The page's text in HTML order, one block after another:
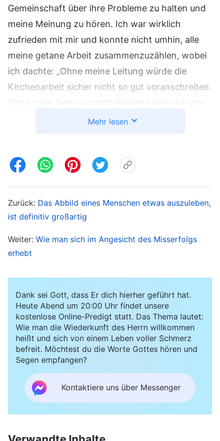
Gemeinschaft über ihre Probleme zu halten und
meine Meinung zu hören. Ich war wirklich
zufrieden mit mir und konnte nicht umhin, alle
meine getane Arbeit zusammenzuzählen, wobei
ich dachte: „Ohne meine Leitung würde die
Kirchenarbeit sicher nicht so gut voranschreiten.
Ohne mein Gemeinschaft-Halten hätte sich der
Zustand der anderen nicht so stark gebessert.
Schwester Li musste später in ihre Heimatstadt
übernehmen. Zuerst fühlte ich mich etwas
meinem Herzen. Nach jeder Zusammenkunft zog
ich Bilanz, wie es gelaufen war, und ich
unterstützte jeden bereitwillig, der sich schwach
oder negativ fühlte. Nach einiger Zeit sah ich,
dass alle zu den Versammlungen gingen und ihre
Pflichten wie von ihnen verlangt ausführten. Die
gesamte Kirchenarbeit verlief reibungslos. Ich
war erleichtert und konnte nicht umhin, sehr mit
in all diesen Jahren im Dienst Leiterin als
bewiesen und dass ich viel gelernt und viele
Probleme gelöst hätte. Ich hatte
unterschiedliche Arbeitserfahrungen gesammelt
Mehr lesen
Zurück: Das Abbild eines Menschen etwas auszuleben,
ist definitiv großartig
Weiter: Wie man sich im Angesicht des Misserfolgs
erhebt
Dank sei Gott, dass Er dich hierher geführt hat.
Heute Abend um 20:00 Uhr findet unsere
kostenlose Online-Predigt statt. Das Thema lautet:
Wie man die Wiederkunft des Herrn willkommen
heißt und sich von einem Leben voller Schmerz
befreit. Möchtest du die Worte Gottes hören und
Segen empfangen?
Kontaktiere uns über Messenger